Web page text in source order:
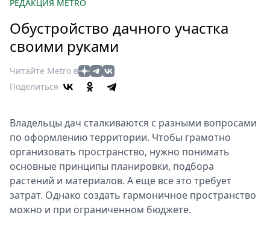
Мир
Здоровье
Еда
Туризм
Театр
Кино
Афиша
Книги
Выставки
Пресс-
релизы
РЕДАКЦИЯ METRO
Обустройство дачного участка
своими руками
Читайте Metro в
Поделиться
Владельцы дач сталкиваются с разными вопросами
по оформлению территории. Чтобы грамотно
организовать пространство, нужно понимать
основные принципы планировки, подбора
растений и материалов. А еще все это требует
затрат. Однако создать гармоничное пространство
можно и при ограниченном бюджете.